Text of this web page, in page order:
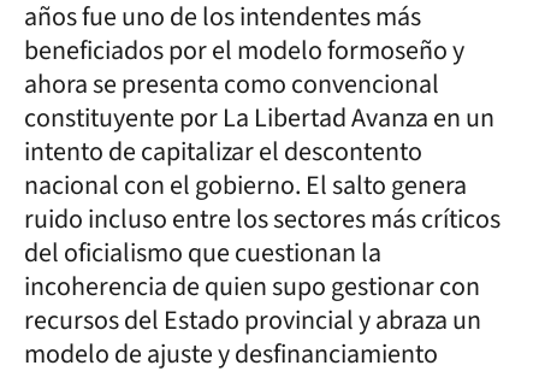
años fue uno de los intendentes más
beneficiados por el modelo formoseño y
ahora se presenta como convencional
constituyente por La Libertad Avanza en un
intento de capitalizar el descontento
nacional con el gobierno. El salto genera
ruido incluso entre los sectores más críticos
del oficialismo que cuestionan la
incoherencia de quien supo gestionar con
recursos del Estado provincial y abraza un
modelo de ajuste y desfinanciamiento